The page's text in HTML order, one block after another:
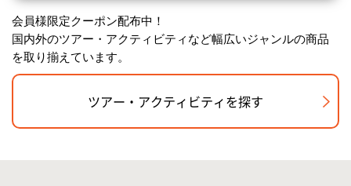
会員様限定クーポン配布中！
国内外のツアー・アクティビティなど幅広いジャンルの商品
を取り揃えています。
ツアー・アクティビティを探す